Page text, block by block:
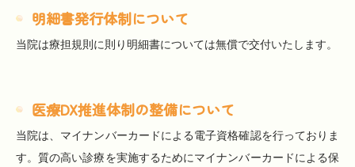
明細書発行体制について
当院は療担規則に則り明細書については無償で交付いたします。
医療DX推進体制の整備について
当院は、マイナンバーカードによる電子資格確認を行っておりま
す。質の高い診療を実施するためにマイナンバーカードによる保